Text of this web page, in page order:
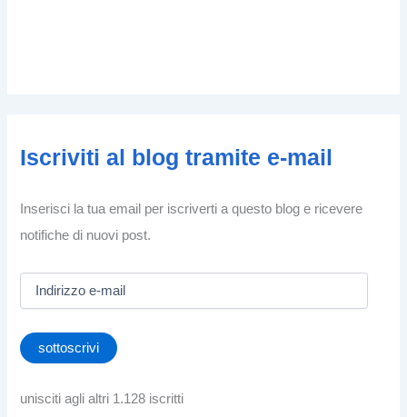
Iscriviti al blog tramite e-mail
Inserisci la tua email per iscriverti a questo blog e ricevere
notifiche di nuovi post.
r
z
sottoscrivi
unisciti agli altri 1.128 iscritti